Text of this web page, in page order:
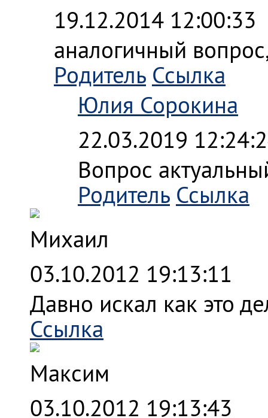
19.12.2014 12:00:33
аналогичный
Родитель Ссылка
Юлия Сорокина
22.03.2019
Вопрос
Родитель Ссылка
Михаил
03.10.2012 19:13:11
Давно искал как это
Ссылка
Максим
03.10.2012 19:13:43